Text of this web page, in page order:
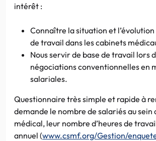
intérêt :
Connaître la situation et
de travail dans les cabinets
Nous servir de base de travail lors
négociations conventionnelles en
salariales.
Questionnaire très simple et rapide à
demande le nombre de salariés au sein
médical, leur nombre d’heures de
annuel (www.csmf.org/Gestion/